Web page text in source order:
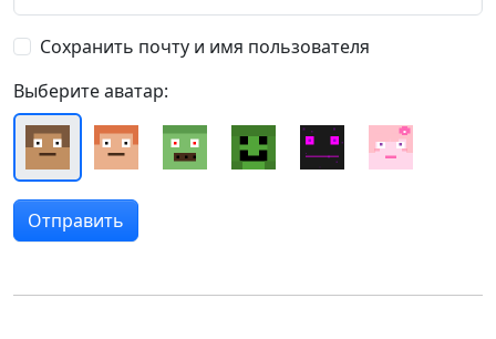
Сохранить почту и имя пользователя
Выберите аватар: